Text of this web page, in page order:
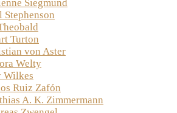
Siegmund
Stephenson
Turton
von Aster
Welty
Ruiz Zafón
A. K. Zimmermann